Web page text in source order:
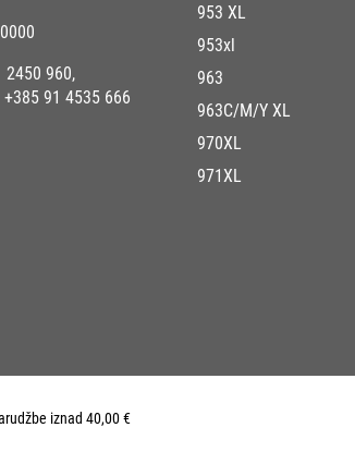
2450 960,
+385 91 4535 666
953 XL
953xl
963
963C/M/Y XL
970XL
971XL
iznad 40,00 €